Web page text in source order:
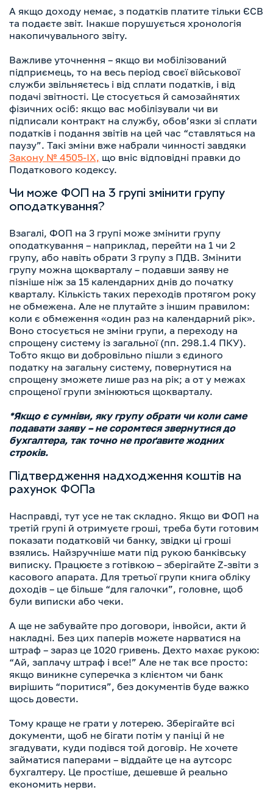
А якщо доходу немає, з податків платите тільки ЄСВ
та подаєте звіт. Інакше порушується хронологія
накопичувального звіту.
Важливе уточнення – якщо ви мобілізований
підприємець, то на весь період своєї військової
служби звільняєтесь і від сплати податків, і від
подачі звітності. Це стосується й самозайнятих
фізичних осіб: якщо вас мобілізували чи ви
підписали контракт на службу, обов’язки зі сплати
податків і подання звітів на цей час “ставляться на
паузу”. Такі зміни вже набрали чинності завдяки
Закону № 4505-ІХ, що вніс відповідні правки до
Податкового кодексу.
Чи може ФОП на 3 групі змінити групу
оподаткування?
Взагалі, ФОП на 3 групі може змінити групу
оподаткування – наприклад, перейти на 1 чи 2
групу, або навіть обрати 3 групу з ПДВ. Змінити
групу можна щокварталу – подавши заяву не
пізніше ніж за 15 календарних днів до початку
кварталу. Кількість таких переходів протягом року
не обмежена. Але не плутайте з іншим правилом:
коли є обмеження «один раз на календарний рік».
Воно стосується не зміни групи, а переходу на
спрощену систему із загальної (пп. 298.1.4 ПКУ).
Тобто якщо ви добровільно пішли з єдиного
податку на загальну систему, повернутися на
спрощену зможете лише раз на рік; а от у межах
спрощеної групи змінюються щокварталу.
*Якщо є сумніви, яку групу обрати чи коли саме
подавати заяву – не соромтеся звернутися до
бухгалтера, так точно не проґавите жодних
строків.
Підтвердження надходження коштів на
рахунок ФОПа
Насправді, тут усе не так складно. Якщо ви ФОП на
третій групі й отримуєте гроші, треба бути готовим
показати податковій чи банку, звідки ці гроші
взялись. Найзручніше мати під рукою банківську
виписку. Працюєте з готівкою – зберігайте Z-звіти з
касового апарата. Для третьої групи книга обліку
доходів – це більше “для галочки”, головне, щоб
були виписки або чеки.
А ще не забувайте про договори, інвойси, акти й
накладні. Без цих паперів можете нарватися на
штраф – зараз це 1020 гривень. Дехто махає рукою:
“Ай, заплачу штраф і все!” Але не так все просто:
якщо виникне суперечка з клієнтом чи банк
вирішить “поритися”, без документів буде важко
щось довести.
Тому краще не грати у лотерею. Зберігайте всі
документи, щоб не бігати потім у паніці й не
згадувати, куди подівся той договір. Не хочете
займатися паперами – віддайте це на аутсорс
бухгалтеру. Це простіше, дешевше й реально
економить нерви.